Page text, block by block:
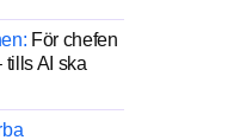
För chefen
tills AI ska